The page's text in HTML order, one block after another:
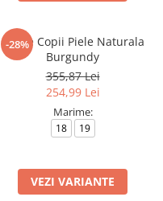
-28%
Cizme Copii Piele Naturala
Burgundy
355,87 Lei
254,99 Lei
Marime:
18 19
VEZI VARIANTE